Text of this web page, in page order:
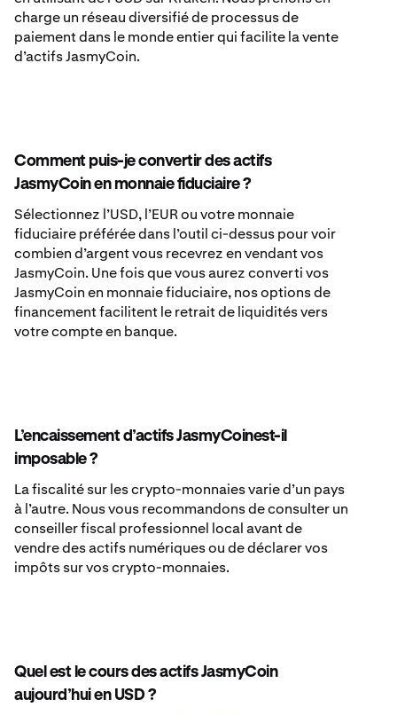
charge un réseau diversifié de processus de
paiement dans le monde entier qui facilite la vente
d’actifs JasmyCoin.
Comment puis-je convertir des actifs
JasmyCoin en monnaie fiduciaire ?
Sélectionnez l’USD, l’EUR ou votre monnaie
fiduciaire préférée dans l’outil ci-dessus pour voir
combien d’argent vous recevrez en vendant vos
JasmyCoin. Une fois que vous aurez converti vos
JasmyCoin en monnaie fiduciaire, nos options de
financement facilitent le retrait de liquidités vers
votre compte en banque.
L’encaissement d’actifs JasmyCoinest-il
imposable ?
La fiscalité sur les crypto-monnaies varie d’un pays
à l’autre. Nous vous recommandons de consulter un
conseiller fiscal professionnel local avant de
vendre des actifs numériques ou de déclarer vos
impôts sur vos crypto-monnaies.
Quel est le cours des actifs JasmyCoin
aujourd’hui en USD ?